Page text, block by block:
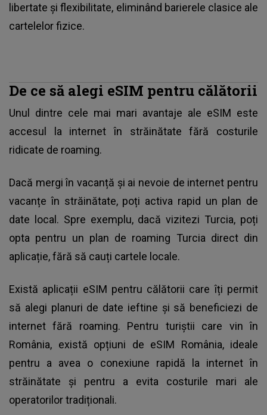
libertate și flexibilitate, eliminând barierele clasice ale
cartelelor fizice.
De ce să alegi eSIM pentru călătorii
Unul dintre cele mai mari avantaje ale eSIM este
accesul la internet în străinătate fără costurile
ridicate de roaming.
Dacă mergi în vacanță și ai nevoie de internet pentru
vacanțe în străinătate, poți activa rapid un plan de
date local. Spre exemplu, dacă vizitezi Turcia, poți
opta pentru un plan de roaming Turcia direct din
aplicație, fără să cauți cartele locale.
Există aplicații eSIM pentru călătorii care îți permit
să alegi planuri de date ieftine și să beneficiezi de
internet fără roaming. Pentru turiștii care vin în
România, există opțiuni de eSIM România, ideale
pentru a avea o conexiune rapidă la internet în
străinătate și pentru a evita costurile mari ale
operatorilor tradiționali.